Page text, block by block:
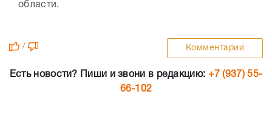
области.
/ Комментарии
Есть новости? Пиши и звони в редакцию: +7 (937) 55-
66-102